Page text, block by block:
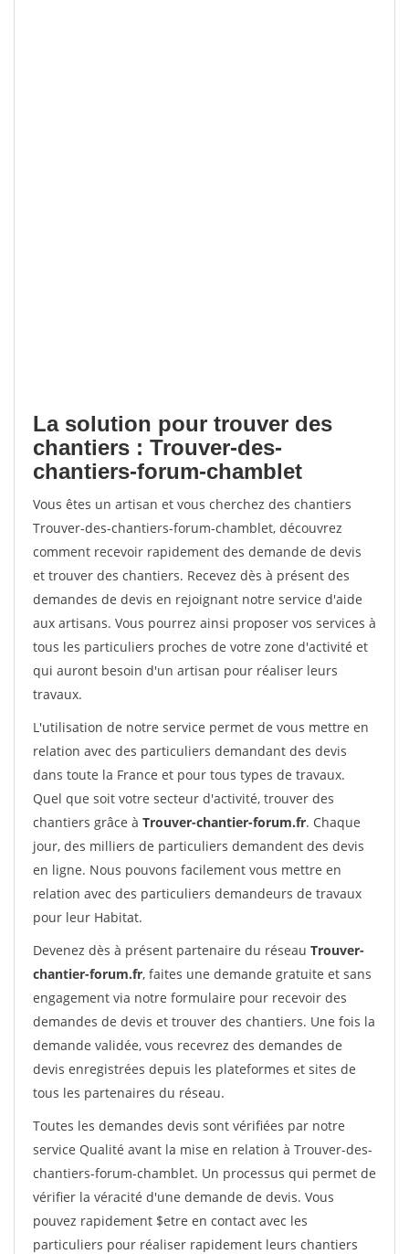
La solution pour trouver des
chantiers : Trouver-des-
chantiers-forum-chamblet
Vous êtes un artisan et vous cherchez des chantiers
Trouver-des-chantiers-forum-chamblet, découvrez
comment recevoir rapidement des demande de devis
et trouver des chantiers. Recevez dès à présent des
demandes de devis en rejoignant notre service d'aide
aux artisans. Vous pourrez ainsi proposer vos services à
tous les particuliers proches de votre zone d'activité et
qui auront besoin d'un artisan pour réaliser leurs
travaux.
L'utilisation de notre service permet de vous mettre en
relation avec des particuliers demandant des devis
dans toute la France et pour tous types de travaux.
Quel que soit votre secteur d'activité, trouver des
chantiers grâce à Trouver-chantier-forum.fr. Chaque
jour, des milliers de particuliers demandent des devis
en ligne. Nous pouvons facilement vous mettre en
relation avec des particuliers demandeurs de travaux
pour leur Habitat.
Devenez dès à présent partenaire du réseau Trouver-
chantier-forum.fr, faites une demande gratuite et sans
engagement via notre formulaire pour recevoir des
demandes de devis et trouver des chantiers. Une fois la
demande validée, vous recevrez des demandes de
devis enregistrées depuis les plateformes et sites de
tous les partenaires du réseau.
Toutes les demandes devis sont vérifiées par notre
service Qualité avant la mise en relation à Trouver-des-
chantiers-forum-chamblet. Un processus qui permet de
vérifier la véracité d'une demande de devis. Vous
pouvez rapidement $etre en contact avec les
particuliers pour réaliser rapidement leurs chantiers